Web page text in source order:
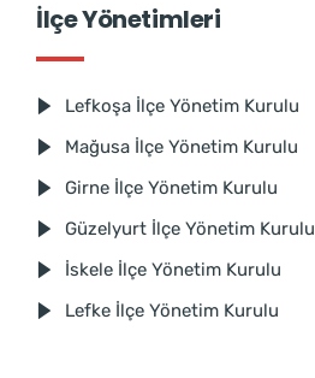
İlçe Yönetimleri
Lefkoşa İlçe Yönetim Kurulu
Mağusa İlçe Yönetim Kurulu
Girne İlçe Yönetim Kurulu
Güzelyurt İlçe Yönetim Kurulu
İskele İlçe Yönetim Kurulu
Lefke İlçe Yönetim Kurulu